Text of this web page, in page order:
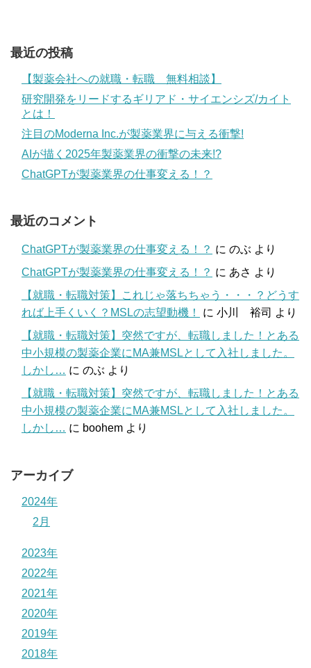
最近の投稿
【製薬会社への就職・転職 無料相談】
研究開発をリードするギリアド・サイエンシズ/カイト
とは！
注目のModerna Inc.が製薬業界に与える衝撃!
AIが描く2025年製薬業界の衝撃の未来!?
ChatGPTが製薬業界の仕事変える！？
最近のコメント
ChatGPTが製薬業界の仕事変える！？ に のぶ より
ChatGPTが製薬業界の仕事変える！？ に あさ より
【就職・転職対策】これじゃ落ちちゃう・・・？どうす
れば上手くいく？MSLの志望動機！
に 小川 裕司 より
【就職・転職対策】突然ですが、転職しました！とある
中小規模の製薬企業にMA兼MSLとして入社しました。
しかし… に のぶ より
【就職・転職対策】突然ですが、転職しました！とある
中小規模の製薬企業にMA兼MSLとして入社しました。
しかし… に boohem より
アーカイブ
2024年
2月
2023年
2022年
2021年
2020年
2019年
2018年